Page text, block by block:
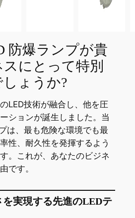
防爆ランプが貴
にとって特別
ょうか?
LED技術が融合し、他を圧
ションが誕生しました。当
は、最も危険な環境でも最
性、耐久性を発揮するよう
。これが、あなたのビジネ
です。
を実現する先進のLEDテ